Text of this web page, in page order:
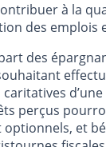
à la
des emplois
des
perçus
et